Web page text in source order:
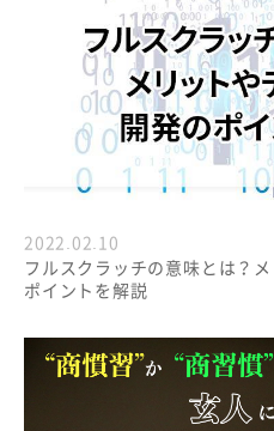
2022.02.10
フルスクラッチの意味とは？
ポイントを解説